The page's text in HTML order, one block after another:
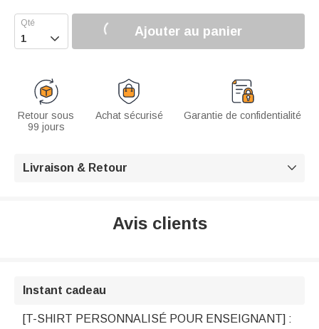
 Ajouter au panier
Retour sous
99 jours
Achat sécurisé Garantie de confidentialité
Livraison & Retour 
Avis clients
Instant cadeau
[T-SHIRT PERSONNALISÉ POUR ENSEIGNANT] :